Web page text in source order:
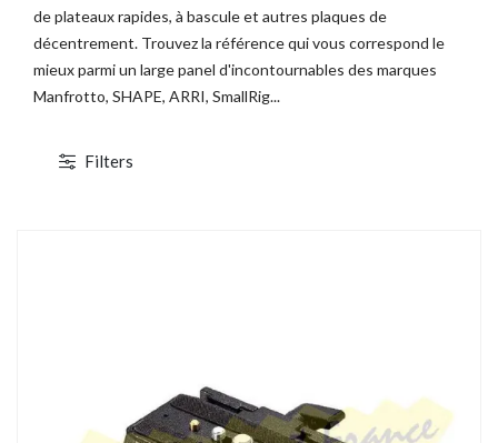
de plateaux rapides, à bascule et autres plaques de
décentrement. Trouvez la référence qui vous correspond le
mieux parmi un large panel d'incontournables des marques
Manfrotto, SHAPE, ARRI, SmallRig...
Filters